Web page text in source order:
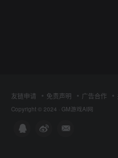
友链申请 免责声明 广告合作
Copyright © 2024 · GM游戏AI网